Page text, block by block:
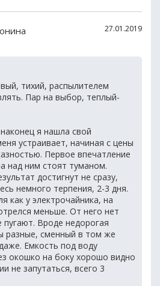
27.01.2019
тихий, распылителем
Пар на выбор, теплый-
я нашла свой
устраивает, начиная с цены
Первое впечатление
над ним стоят туманом.
достигнут не сразу,
немного терпения, 2-3 дня.
как у электрочайника, на
меньше. От него нет
Вроде недорогая
разные, сменный в том же
Емкость под воду
окошко на боку хорошо видно
не запутаться, всего 3